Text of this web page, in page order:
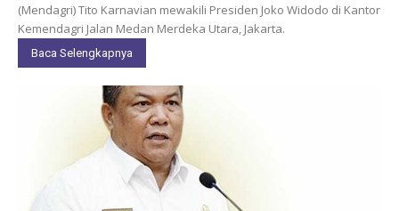
(Mendagri) Tito Karnavian mewakili Presiden Joko Widodo di Kantor
Kemendagri Jalan Medan Merdeka Utara, Jakarta.
Baca Selengkapnya